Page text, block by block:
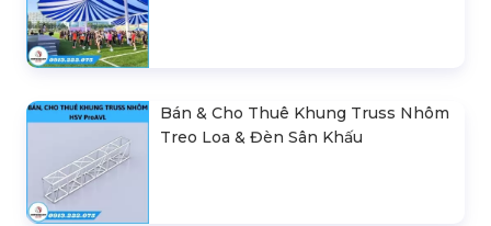
Bán & Cho Thuê Khung Truss Nhôm
Treo Loa & Đèn Sân Khấu